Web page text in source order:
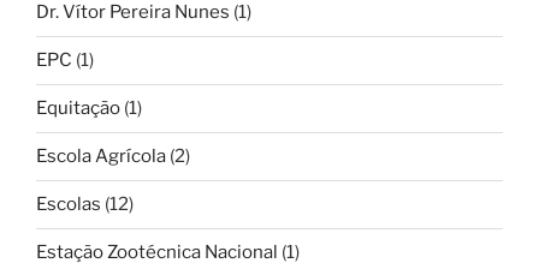
Dr. Vítor Pereira Nunes (1)
EPC (1)
Equitação (1)
Escola Agrícola (2)
Escolas (12)
Estação Zootécnica Nacional (1)